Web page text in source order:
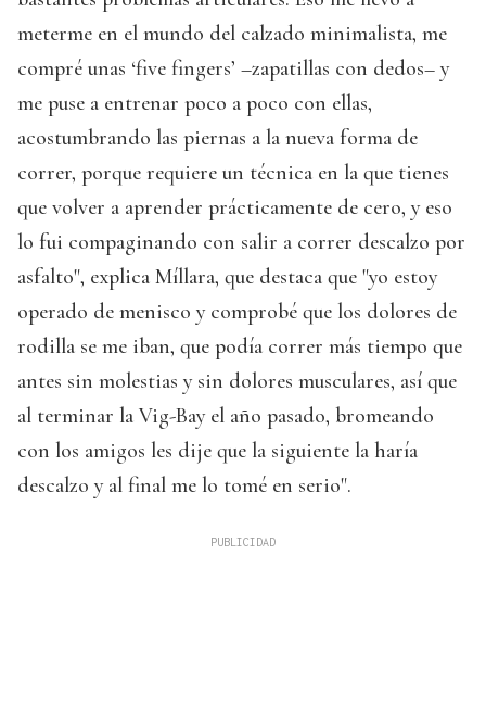
meterme en el mundo del calzado minimalista, me
compré unas ‘five fingers’ –zapatillas con dedos– y
me puse a entrenar poco a poco con ellas,
acostumbrando las piernas a la nueva forma de
correr, porque requiere un técnica en la que tienes
que volver a aprender prácticamente de cero, y eso
lo fui compaginando con salir a correr descalzo por
asfalto", explica Míllara, que destaca que "yo estoy
operado de menisco y comprobé que los dolores de
rodilla se me iban, que podía correr más tiempo que
antes sin molestias y sin dolores musculares, así que
al terminar la Vig-Bay el año pasado, bromeando
con los amigos les dije que la siguiente la haría
descalzo y al final me lo tomé en serio".